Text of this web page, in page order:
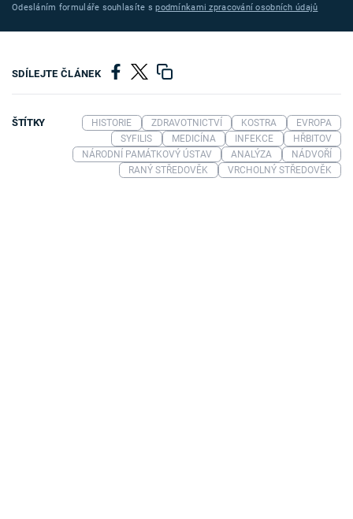
Odesláním formuláře souhlasíte spodmínkami zpracování osobních údajů
SDÍLEJTE ČLÁNEK
ŠTÍTKY HISTORIE ZDRAVOTNICTVÍ KOSTRA
EVROPA
SYFILIS
MEDICÍNA INFEKCE
HŘBITOV
NÁRODNÍ PAMÁTKOVÝ ÚSTAV
ANALÝZA
NÁDVOŘÍ
RANÝ STŘEDOVĚK
VRCHOLNÝ STŘEDOVĚK